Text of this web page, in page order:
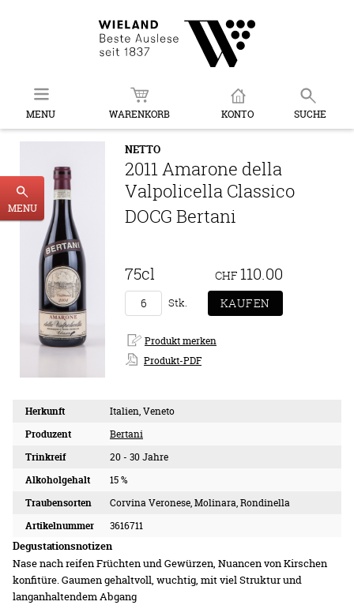
MENU WARENKORB KONTO SUCHE
MENU
NETTO
2011 Amarone della
Valpolicella Classico
DOCG Bertani
75cl CHF 110.00
Stk.
Produkt-PDF
Herkunft
Italien, Veneto
Produzent
Bertani
Trinkreif
20 - 30 Jahre
Alkoholgehalt
15 %
Traubensorten
Corvina Veronese, Molinara, Rondinella
Artikelnummer
3616711
Degustationsnotizen
Nase nach reifen Früchten und Gewürzen, Nuancen von Kirschen
konfitüre. Gaumen gehaltvoll, wuchtig, mit viel Struktur und
langanhaltendem Abgang